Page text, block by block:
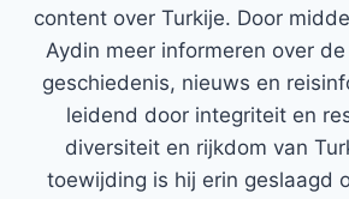
content over Turkije. Door
Aydin meer informeren over
geschiedenis, nieuws en
leidend door integriteit en
diversiteit en rijkdom van
toewijding is hij erin geslaagd